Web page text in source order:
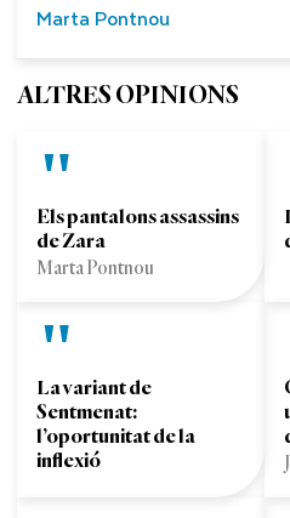
Marta Pontnou
ALTRES OPINIONS
Els pantalons assassins
de Zara
Marta Pontnou
La variant de
Sentmenat:
l’oportunitat de la
inflexió